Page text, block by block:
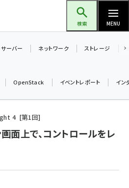
検索 MENU
～仲間と築いた勝利の絆～ (2287)
サーバー ネットワーク ストレージ
OpenStack イベントレポート イン
4 第1回
面上で、コントロールをレ